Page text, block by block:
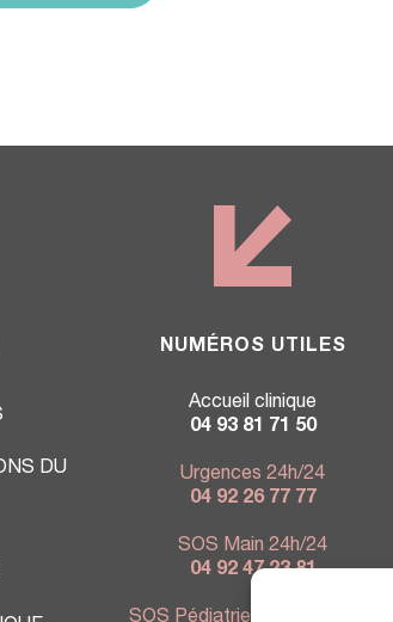
DU
NUMÉROS UTILES
Accueil clinique
04 93 81 71 50
Urgences 24h/24
04 92 26 77 77
SOS Main 24h/24
04 92 47 23 81
SOS Pédiatrie 7j/7 - 9h à 20h